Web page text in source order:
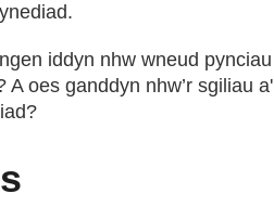
iddyn nhw wneud
oes ganddyn nhw’r sgiliau